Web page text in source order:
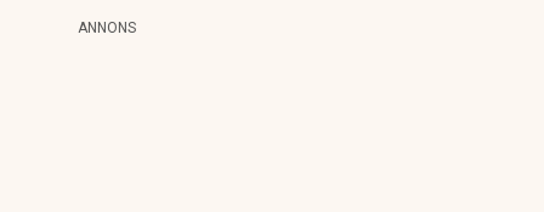
ANNONS